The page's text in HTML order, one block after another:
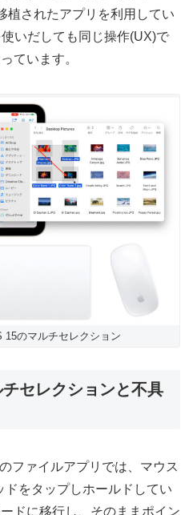
植されたアプリを利用してい
いだしても同じ操作(UX)で
ています。
15のマルチセレクション
セレクションと不具
ファイルアプリでは、マウス
ドをタップしホールドしてい
ドに移行し、そのままポイン